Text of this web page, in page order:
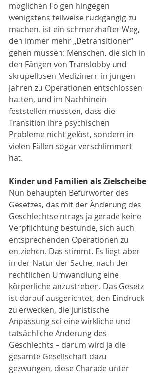
möglichen Folgen hingegen
wenigstens teilweise rückgängig zu
machen, ist ein schmerzhafter Weg,
den immer mehr „Detransitioner“
gehen müssen: Menschen, die sich in
den Fängen von Translobby und
skrupellosen Medizinern in jungen
Jahren zu Operationen entschlossen
hatten, und im Nachhinein
feststellen mussten, dass die
Transition ihre psychischen
Probleme nicht gelöst, sondern in
vielen Fällen sogar verschlimmert
hat.
Kinder und Familien als Zielscheibe
Nun behaupten Befürworter des
Gesetzes, das mit der Änderung des
Geschlechtseintrags ja gerade keine
Verpflichtung bestünde, sich auch
entsprechenden Operationen zu
entziehen. Das stimmt. Es liegt aber
in der Natur der Sache, nach der
rechtlichen Umwandlung eine
körperliche anzustreben. Das Gesetz
ist darauf ausgerichtet, den Eindruck
zu erwecken, die juristische
Anpassung sei eine wirkliche und
tatsächliche Änderung des
Geschlechts – darum wird ja die
gesamte Gesellschaft dazu
gezwungen, diese Charade unter